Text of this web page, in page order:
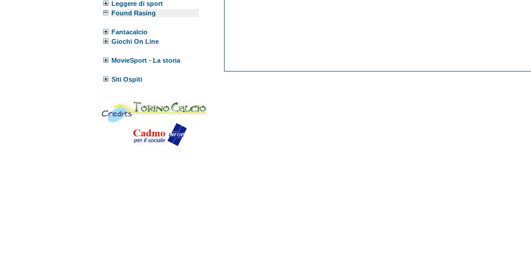
Leggere di sport
Found Rasing
Fantacalcio
Giochi On Line
MovieSport - La storia
Siti Ospiti